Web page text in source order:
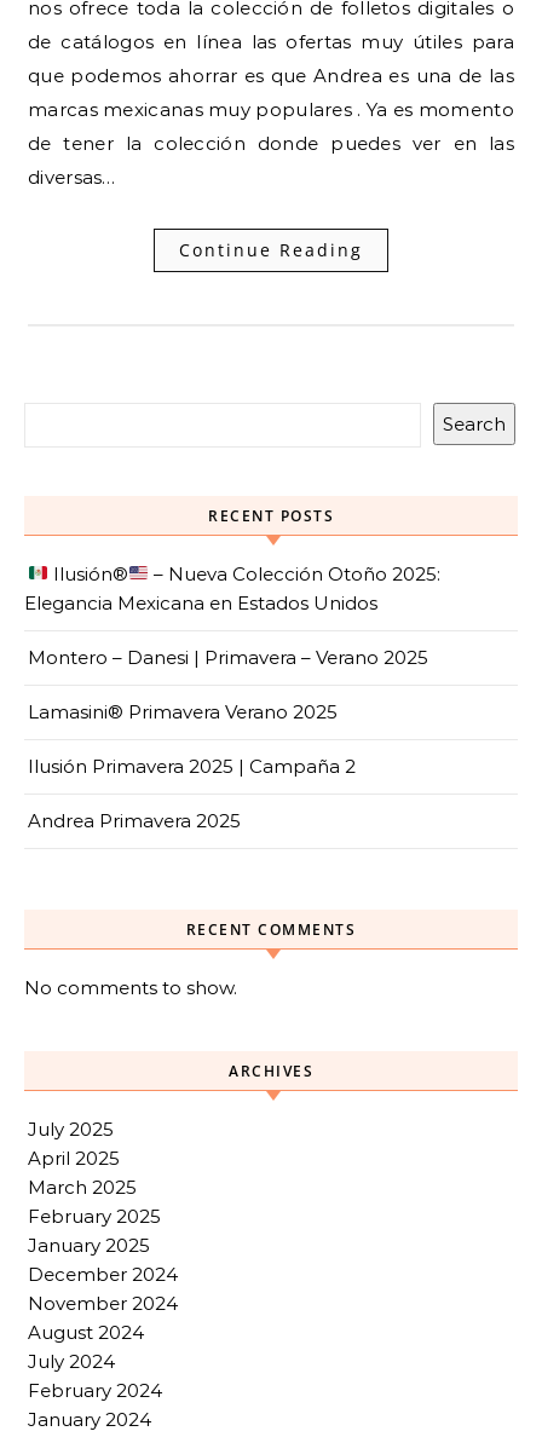
nos ofrece toda la colección de folletos digitales o
de catálogos en línea las ofertas muy útiles para
que podemos ahorrar es que Andrea es una de las
marcas mexicanas muy populares . Ya es momento
de tener la colección donde puedes ver en las
diversas…
Continue Reading
Search
RECENT POSTS
Ilusión®️
– Nueva Colección Otoño 2025:
Elegancia Mexicana en Estados Unidos
Montero – Danesi | Primavera – Verano 2025
Lamasini® Primavera Verano 2025
Ilusión Primavera 2025 | Campaña 2
Andrea Primavera 2025
RECENT COMMENTS
No comments to show.
ARCHIVES
July 2025
April 2025
March 2025
February 2025
January 2025
December 2024
November 2024
August 2024
July 2024
February 2024
January 2024